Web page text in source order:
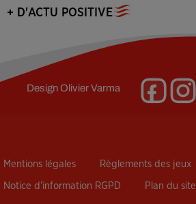
+ D'ACTU POSITIVE
DesignOlivier Varma
Mentions légales Règlements des jeux
Notice d’information RGPD Plan du site